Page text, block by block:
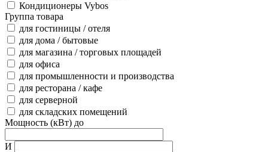
Кондиционеры Vybos
Группа товара
для гостиницы / отеля
для дома / бытовые
для магазина / торговых площадей
для офиса
для промышленности и производства
для ресторана / кафе
для серверной
для складских помещений
Мощность (кВт) до
И